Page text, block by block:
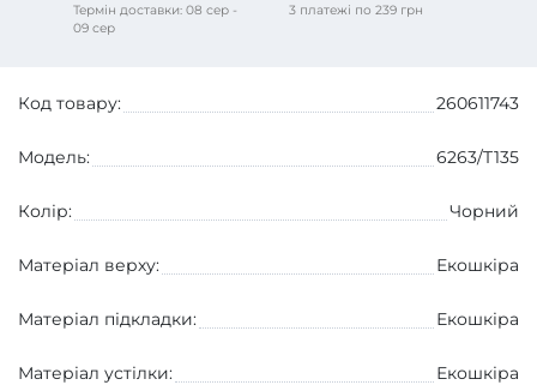
Термін доставки: 08 сер -
09 сер
3 платежі по 239 грн
Код товару: 260611743
Модель: 6263/T135
Колір: Чорний
Матеріал верху: Екошкіра
Матеріал підкладки: Екошкіра
Матеріал устілки: Екошкіра